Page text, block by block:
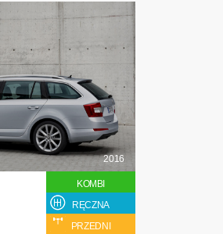
2016
KOMBI
RĘCZNA
PRZEDNI